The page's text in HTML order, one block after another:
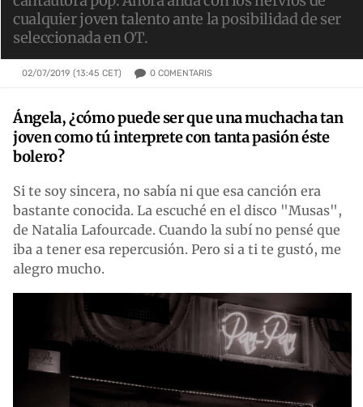
cualquier joven talento ante la posibilidad de ser
seleccionada en OT.
02/07/2019 (13:45 CET) 0 COMENTARIS
Ángela, ¿cómo puede ser que una muchacha tan
joven como tú interprete con tanta pasión éste
bolero?
Si te soy sincera, no sabía ni que esa canción era
bastante conocida. La escuché en el disco "Musas",
de Natalia Lafourcade. Cuando la subí no pensé que
iba a tener esa repercusión. Pero si a ti te gustó, me
alegro mucho.